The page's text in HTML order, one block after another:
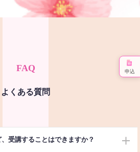
FAQ
よくある質問
受講することはできますか？
申込